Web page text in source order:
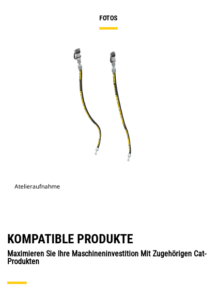
FOTOS
Atelieraufnahme
KOMPATIBLE PRODUKTE
Maximieren Sie Ihre Maschineninvestition Mit Zugehörigen Cat-
Produkten